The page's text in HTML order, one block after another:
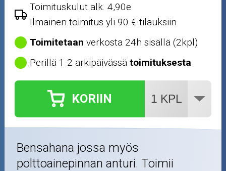
Toimituskulut alk. 4,90e
Ilmainen toimitus yli 90 € tilauksiin
Toimitetaan verkosta 24h sisällä (2kpl)
Perillä 1-2 arkipäivässätoimituksesta
KORIIN
Bensahana jossa myös
polttoainepinnan anturi. Toimii